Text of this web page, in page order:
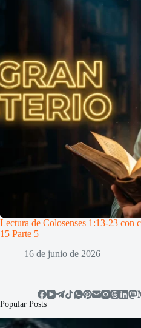
Lectura de Colosenses 1:13-23 con
15 Parte 5
16 de junio de 2026
Popular Posts